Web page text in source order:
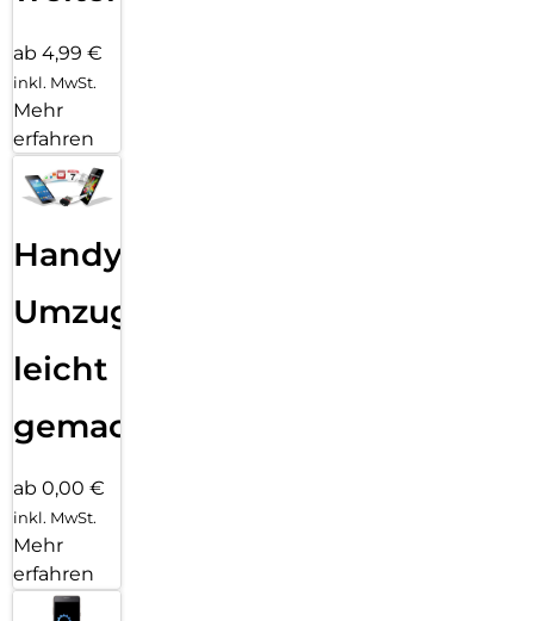
ab 4,99 €
inkl. MwSt.
Mehr
erfahren
Handy
Umzug
leicht
gemacht!
ab 0,00 €
inkl. MwSt.
Mehr
erfahren